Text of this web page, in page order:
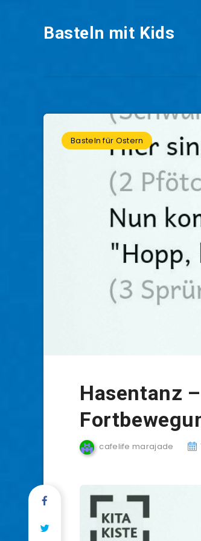
Basteln mit Kids
Basteln für Ostern
Hasentanz
cafelife marajade